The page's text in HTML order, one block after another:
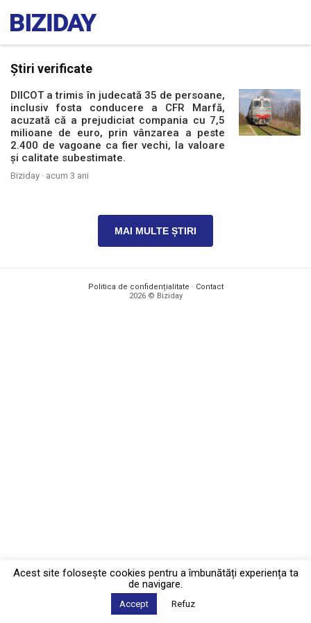
Știri verificate
DIICOT a trimis în judecată 35 de persoane,
inclusiv fosta conducere a CFR Marfă,
acuzată că a prejudiciat compania cu 7,5
milioane de euro, prin vânzarea a peste
2.400 de vagoane ca fier vechi, la valoare
și calitate subestimate.
Biziday · acum 3 ani
MAI MULTE ȘTIRI
Politica de confidențialitate · Contact
2026 © Biziday
Acest site foloseşte cookies pentru a îmbunătăți experiența ta
de navigare.
Accept Refuz